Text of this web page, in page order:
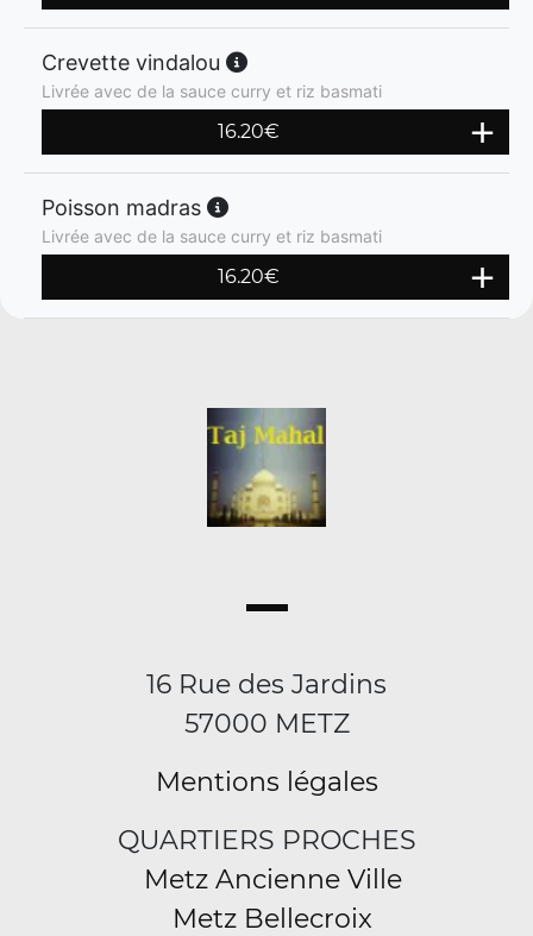
Crevette vindalou
Livrée avec de la sauce curry et riz basmati
16.20€
Poisson madras
Livrée avec de la sauce curry et riz basmati
16.20€
16 Rue des Jardins
57000 METZ
Mentions légales
QUARTIERS PROCHES
Metz Ancienne Ville
Metz Bellecroix